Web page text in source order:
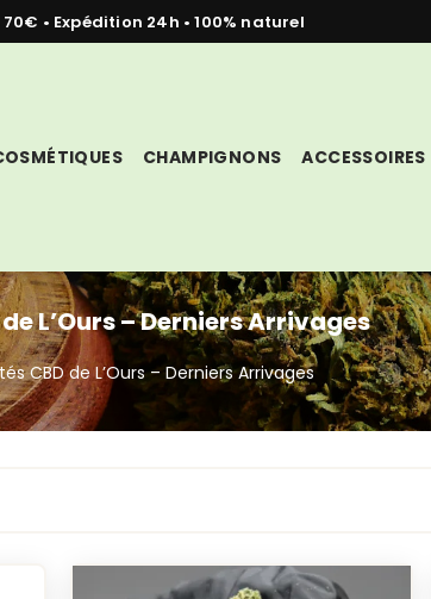
• Expédition 24h • 100% naturel
CHAMPIGNONS ACCESSOIRES
L’Ours – Derniers Arrivages
CBD de L’Ours – Derniers Arrivages